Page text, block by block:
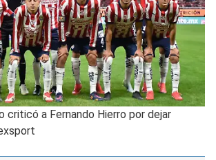
criticó a Fernando Hierro por dejar